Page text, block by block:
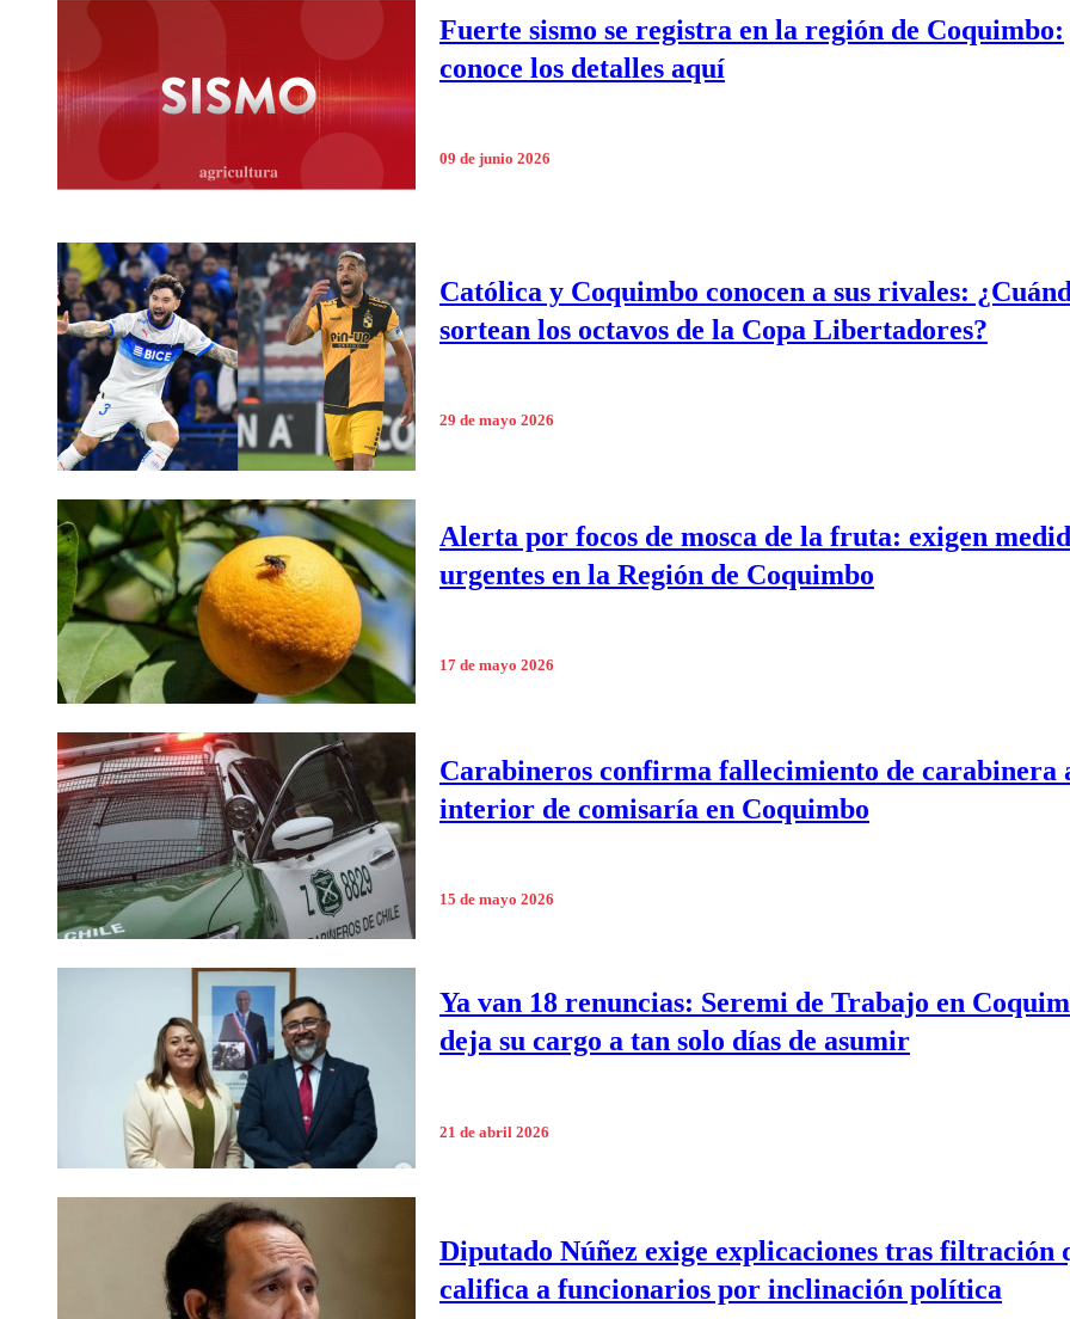
Fuerte sismo se registra en la región de Coquimbo:
conoce los detalles aquí
09 de junio 2026
Católica y Coquimbo conocen a sus rivales:
sortean los octavos de la Copa Libertadores?
29 de mayo 2026
Alerta por focos de mosca de la fruta: exigen
urgentes en la Región de Coquimbo
17 de mayo 2026
Carabineros confirma fallecimiento de carabinera
interior de comisaría en Coquimbo
15 de mayo 2026
Ya van 18 renuncias: Seremi de Trabajo en
deja su cargo a tan solo días de asumir
21 de abril 2026
Diputado Núñez exige explicaciones tras filtración
califica a funcionarios por inclinación política